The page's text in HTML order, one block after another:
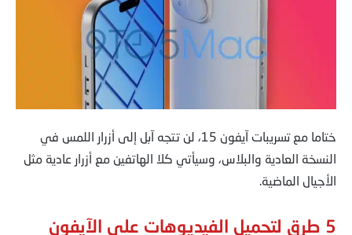
ختاما مع تسريبات آيفون 15، لن تتجه آبل إلى أزرار اللمس في
النسخة العادية والبلاس، وسيأتي كلا الهاتفين مع أزرار عادية مثل
الأجيال الماضية.
5 طرق لتحميل الفيديوهات على الآيفون